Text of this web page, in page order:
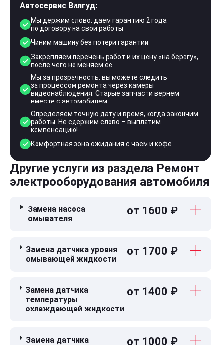
Автосервис Вилгуд:
Мы держим слово: даем гарантию 2 года
по договору на свои работы
Чиним машину без потери гарантии
Закрепляем перечень работ и их цену «на берегу»,
после чего не меняем ее
Мы за прозрачность: вы можете следить
за процессом ремонта через камеры
видеонаблюдения. Старые запчасти вернем
вместе с автомобилем.
Определяем точную дату и время, когда закончим
работы. Не сдержим слово – выплатим
компенсацию!
Комфортная зона ожидания с чаем и кофе
Другие услуги из раздела Ремонт
электрооборудования автомобиля
Замена насоса
омывателя
от 1600 ₽
Замена датчика уровня
омывающей жидкости
от 1700 ₽
Замена датчика
температуры
охлаждающей жидкости
от 1400 ₽
Замена датчика
от 1000 ₽